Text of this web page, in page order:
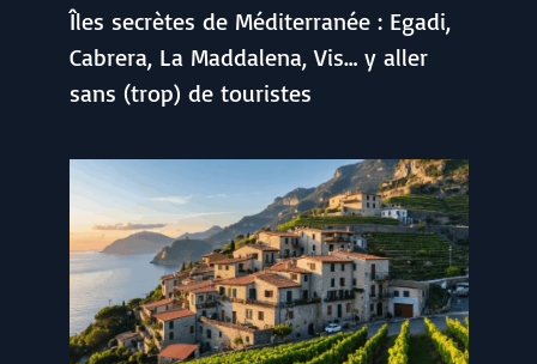
Îles secrètes de Méditerranée : Egadi,
Cabrera, La Maddalena, Vis… y aller
sans (trop) de touristes